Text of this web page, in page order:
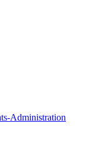
Administration